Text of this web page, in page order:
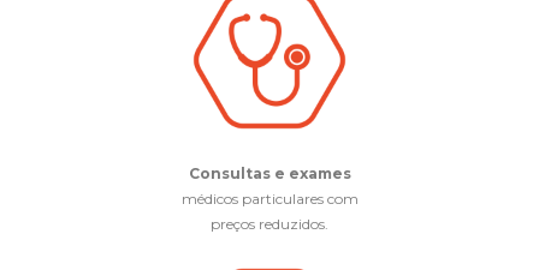
Consultas e exames
médicos particulares com
preços reduzidos.